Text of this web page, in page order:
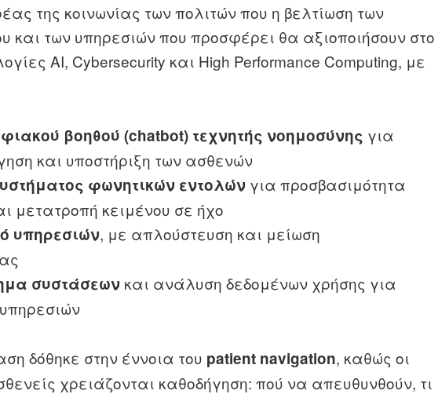
της κοινωνίας των πολιτών που η βελτίωση των
και των υπηρεσιών που προσφέρει θα αξιοποιήσουν στο
ΑΙ, Cybersecurity και High Performance Computing, με
βοηθού (chatbot) τεχνητής νοημοσύνης για
και υποστήριξη των ασθενών
φωνητικών εντολών για προσβασιμότητα
μετατροπή κειμένου σε ήχο
υπηρεσιών, με απλούστευση και μείωση
συστάσεων και ανάλυση δεδομένων χρήσης για
δόθηκε στην έννοια του patient navigation, καθώς οι
χρειάζονται καθοδήγηση: πού να απευθυνθούν, τι